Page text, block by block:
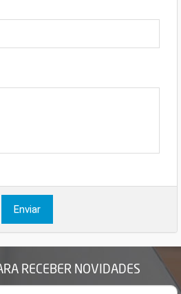
Enviar
RECEBER NOVIDADES